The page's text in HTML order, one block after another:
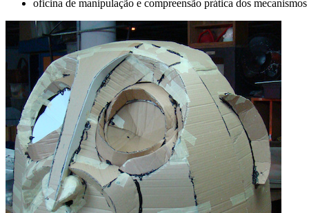
oficina de manipulação e compreensão prática dos